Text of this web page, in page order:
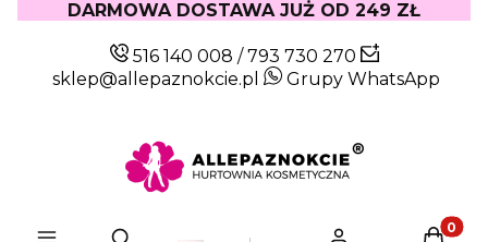
DARMOWA DOSTAWA JUŻ OD 249 ZŁ
516 140 008 /793 730 270
sklep@allepaznokcie.pl
Grupy WhatsApp
Otwórz wyszukiwarkę